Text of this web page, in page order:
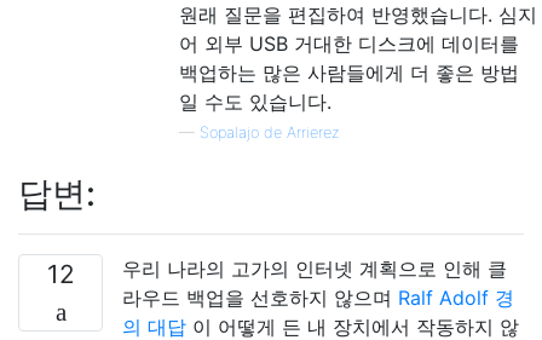
원래 질문을 편집하여 반영했습니다. 심지
어 외부 USB 거대한 디스크에 데이터를
백업하는 많은 사람들에게 더 좋은 방법
일 수도 있습니다.
— Sopalajo de Arrierez
답변:
12
우리 나라의 고가의 인터넷 계획으로 인해 클
라우드 백업을 선호하지 않으며 Ralf Adolf 경
의 대답 이 어떻게 든 내 장치에서 작동하지 않